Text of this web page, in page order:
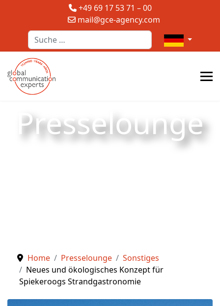
+49 69 17 53 71 – 00
mail@gce-agency.com
Suchen
Sprache
Presselounge
Home Presselounge
Sonstiges
Neues und ökologisches Konzept für
Spiekeroogs Strandgastronomie